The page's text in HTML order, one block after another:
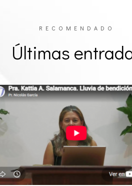
RECOMENDADO
Últimas